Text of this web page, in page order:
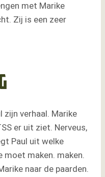
met Marike
Zij is een zeer
verhaal. Marike
er uit ziet. Nerveus,
Paul uit welke
moet maken. maken.
naar de paarden.